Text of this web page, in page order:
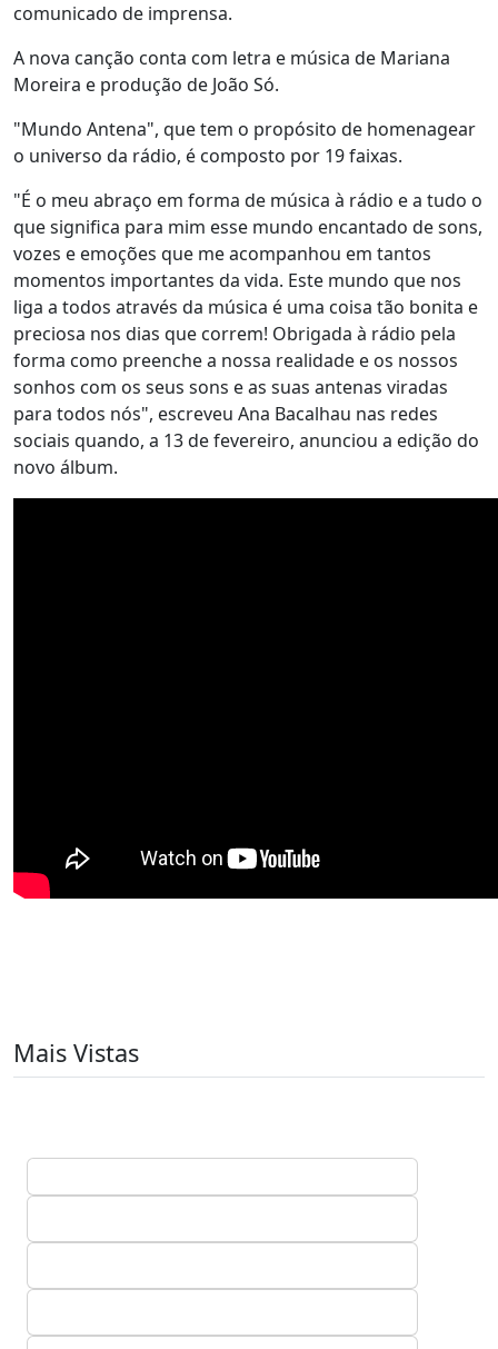
comunicado de imprensa.
A nova canção conta com letra e música de Mariana
Moreira e produção de João Só.
"Mundo Antena", que tem o propósito de homenagear
o universo da rádio, é composto por 19 faixas.
"É o meu abraço em forma de música à rádio e a tudo o
que significa para mim esse mundo encantado de sons,
vozes e emoções que me acompanhou em tantos
momentos importantes da vida. Este mundo que nos
liga a todos através da música é uma coisa tão bonita e
preciosa nos dias que correm! Obrigada à rádio pela
forma como preenche a nossa realidade e os nossos
sonhos com os seus sons e as suas antenas viradas
para todos nós", escreveu Ana Bacalhau nas redes
sociais quando, a 13 de fevereiro, anunciou a edição do
novo álbum.
Mais Vistas